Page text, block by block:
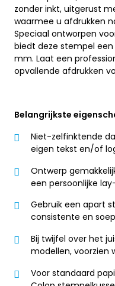
zonder inkt, uitgerust
waarmee u afdrukken
Speciaal ontworpen
biedt deze stempel
mm. Laat een
opvallende afdrukken
Belangrijkste
Niet-zelfinktende
eigen tekst en/of
Ontwerp
een persoonlijke
Gebruik een apart
consistente en
Bij twijfel over het
modellen, voorzien
Voor standaard